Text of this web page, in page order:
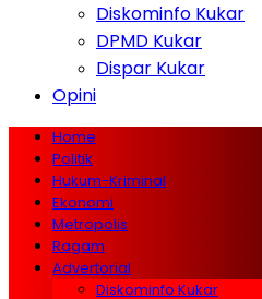
Diskominfo Kukar
DPMD Kukar
Dispar Kukar
Opini
Home
Politik
Hukum-Kriminal
Ekonomi
Metropolis
Ragam
Advertorial
Diskominfo Kukar